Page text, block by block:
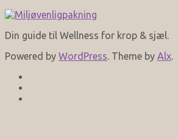
Din guide til Wellness for krop & sjæl.
Powered by WordPress. Theme by Alx.